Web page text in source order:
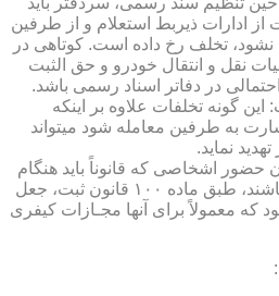
ادارات ذیربط استعلام و از طرفین
نشود، تخلف رخ داده است. کوتاهی در
نقل و انتقال خودرو و حق الثبت
احتمالی در دفاتر اسناد رسمی باشد.
گونه تخلفات علاوه بر اینکه
به طرفین معامله شود میتواند
نماید.
حضور اشخاصی که قانوناً باید هنگام
تنظیم سند حضــــور داشته باشند، طبق ماده ۱۰۰ قانون ثبت، جعل
که معمولاً برای آنها مجـازات کیفری